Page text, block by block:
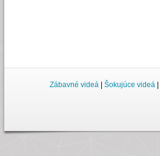
Zábavné videá | Šokujúce videá |